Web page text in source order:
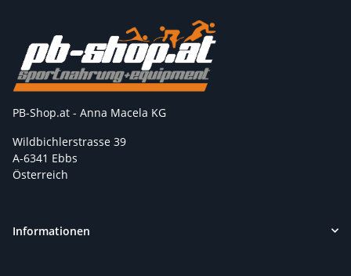
PB-Shop.at - Anna Macela KG
Wildbichlerstrasse 39
A-6341 Ebbs
Österreich
Informationen